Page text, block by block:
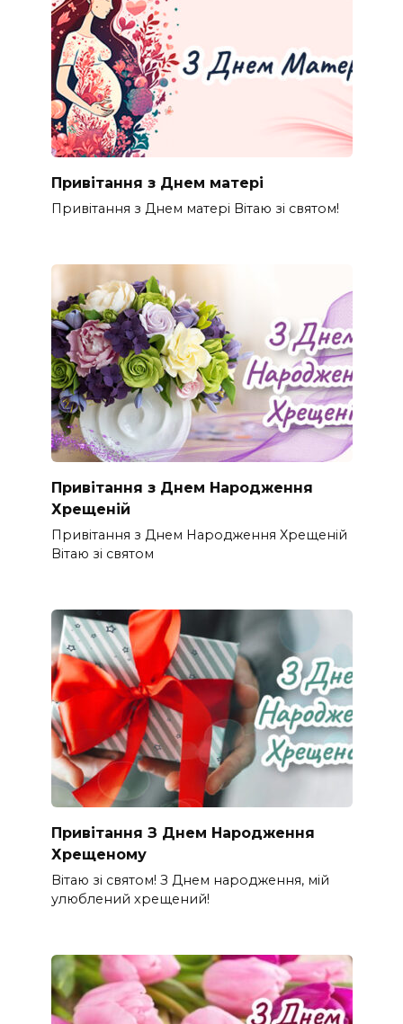
Привітання з Днем матері
Привітання з Днем матері Вітаю зі святом!
Привітання з Днем Народження
Хрещеній
Привітання з Днем Народження Хрещеній
Вітаю зі святом
Привітання З Днем Народження
Хрещеному
Вітаю зі святом! З Днем народження, мій
улюблений хрещений!